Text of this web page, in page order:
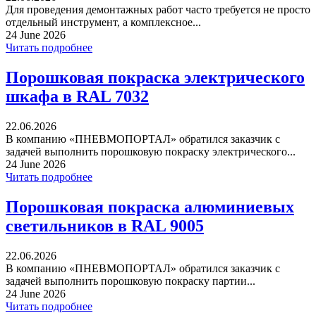
Для проведения демонтажных работ часто требуется не просто
отдельный инструмент, а комплексное...
24 June 2026
Читать подробнее
Порошковая покраска электрического
шкафа в RAL 7032
22.06.2026
В компанию «ПНЕВМОПОРТАЛ» обратился заказчик с
задачей выполнить порошковую покраску электрического...
24 June 2026
Читать подробнее
Порошковая покраска алюминиевых
светильников в RAL 9005
22.06.2026
В компанию «ПНЕВМОПОРТАЛ» обратился заказчик с
задачей выполнить порошковую покраску партии...
24 June 2026
Читать подробнее